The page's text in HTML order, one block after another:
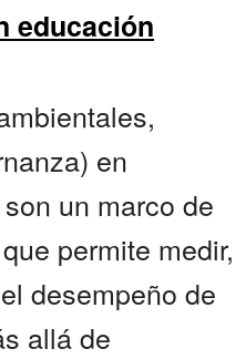
educación
en
un marco de
permite medir,
desempeño de
allá de